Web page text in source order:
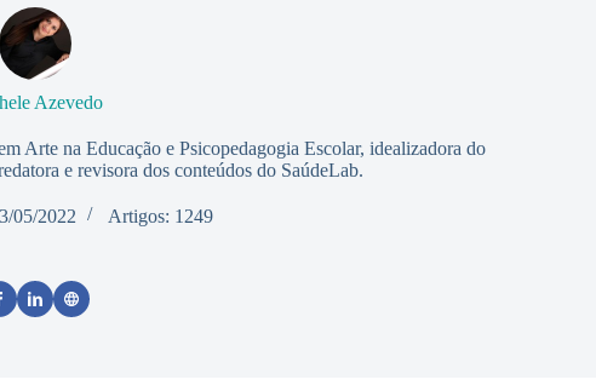
Azevedo
Arte na Educação e Psicopedagogia Escolar, idealizadora do
e revisora dos conteúdos do SaúdeLab.
05/2022 Artigos: 1249